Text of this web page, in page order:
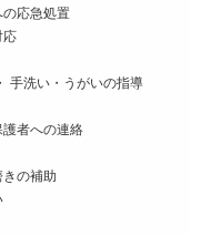
の応急処置
応
手洗い・うがいの指導
護者への連絡
の補助